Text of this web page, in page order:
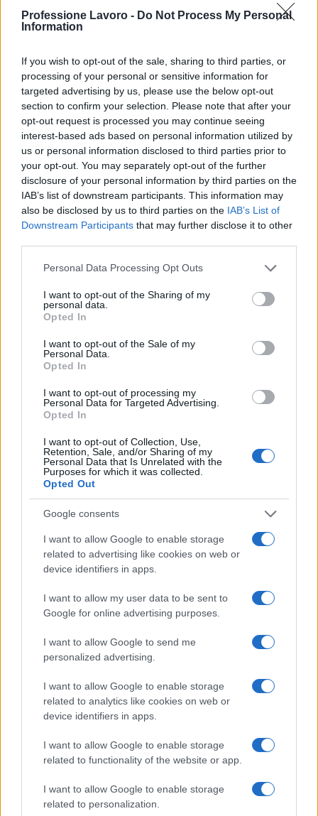
Professione Lavoro - Do Not Process My Personal
Information
If you wish to opt-out of the sale, sharing to third parties, or
processing of your personal or sensitive information for
targeted advertising by us, please use the below opt-out
section to confirm your selection. Please note that after your
opt-out request is processed you may continue seeing
interest-based ads based on personal information utilized by
us or personal information disclosed to third parties prior to
your opt-out. You may separately opt-out of the further
disclosure of your personal information by third parties on the
IAB’s list of downstream participants. This information may
also be disclosed by us to third parties on the IAB’s List of
Downstream Participants that may further disclose it to other
Please note that this website/app uses one or more Google
not limited to your visit or usage behaviour. You may click to
grant or deny consent to Google and its third-party tags to
use your data for below specified purposes in below Google
consent section.
Personal Data Processing Opt Outs
I want to opt-out of the Sharing of my
personal data.
Opted In
I want to opt-out of the Sale of my
Personal Data.
Opted In
I want to opt-out of processing my
Personal Data for Targeted Advertising.
Opted In
I want to opt-out of Collection, Use,
Retention, Sale, and/or Sharing of my
Personal Data that Is Unrelated with the
Purposes for which it was collected.
Opted Out
Google consents
I want to allow Google to enable storage
related to advertising like cookies on web or
device identifiers in apps.
I want to allow my user data to be sent to
Google for online advertising purposes.
I want to allow Google to send me
personalized advertising.
I want to allow Google to enable storage
related to analytics like cookies on web or
device identifiers in apps.
I want to allow Google to enable storage
related to functionality of the website or app.
I want to allow Google to enable storage
related to personalization.
inPA.
AUTORE
Sofia Ricci
Sofia Ricci, giornalista specializzata in
formazione e sviluppo di carriera, guida
studenti e professionisti tra percorsi di studio,
competenze richieste dal mercato e strategie
di crescita professionale.
OFFERTE DI LAVORO
Bando a sostegno dell’occupazione giovanile:
Paolo Mariani · 8 Ago 2026